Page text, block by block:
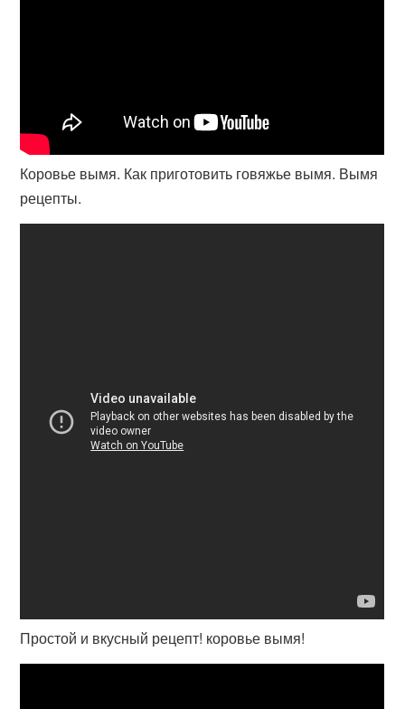
Коровье вымя. Как приготовить говяжье вымя. Вымя
рецепты.
Простой и вкусный рецепт! коровье вымя!